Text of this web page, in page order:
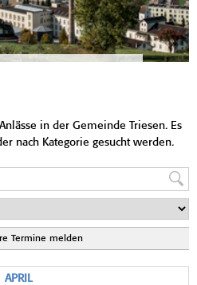
in der Gemeinde Triesen. Es
nach Kategorie gesucht werden.
Termine melden
APRIL